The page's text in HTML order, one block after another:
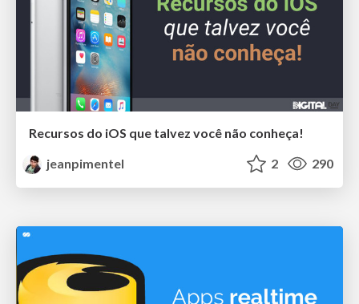
Recursos do iOS que talvez você não conheça!
jeanpimentel
2 290